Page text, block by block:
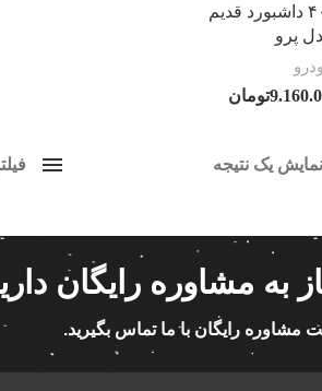
مانیتور اندروید پژو ۴۰۵ داشبورد قدیم
پرو
تومان
نمایش یک نتیجه
فروش فقط موجود در انبار
به مشاوره رایگان
مشاوره رایگان با ما تماس بگیرید.